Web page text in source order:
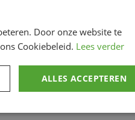
Door onze website te
Cookiebeleid. Lees verder
ALLES ACCEPTEREN